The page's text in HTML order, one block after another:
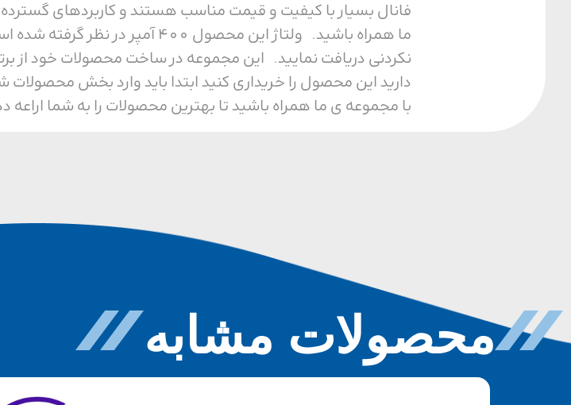
فانال بسیار با کیفیت و قیمت مناسب هستند و کاربردهای
ما همراه باشید. ولتاژ این محصول
نکردنی دریافت نمایید. این مجموعه در ساخت محصولات خود از
دارید این محصول را خریداری کنید ابتدا باید وارد بخش
با مجموعه ی ما همراه باشید تا بهترین محصولات را به شما اراعه
محصولات مشابه